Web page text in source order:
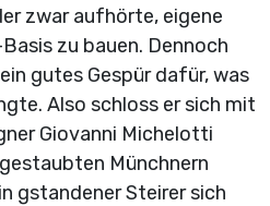
zwar aufhörte, eigene
zu bauen. Dennoch
gutes Gespür dafür, was
Also schloss er sich mit
Giovanni Michelotti
Münchnern
gstandener Steirer sich